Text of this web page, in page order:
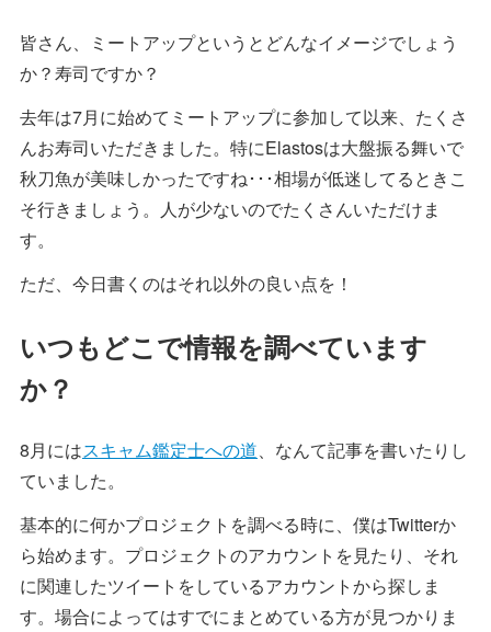
皆さん、ミートアップというとどんなイメージでしょう
か？寿司ですか？
去年は7月に始めてミートアップに参加して以来、たくさ
んお寿司いただきました。特にElastosは大盤振る舞いで
秋刀魚が美味しかったですね･･･相場が低迷してるときこ
そ行きましょう。人が少ないのでたくさんいただけま
す。
ただ、今日書くのはそれ以外の良い点を！
いつもどこで情報を調べています
か？
8月にはスキャム鑑定士への道、なんて記事を書いたりし
ていました。
基本的に何かプロジェクトを調べる時に、僕はTwitterか
ら始めます。プロジェクトのアカウントを見たり、それ
に関連したツイートをしているアカウントから探しま
す。場合によってはすでにまとめている方が見つかりま